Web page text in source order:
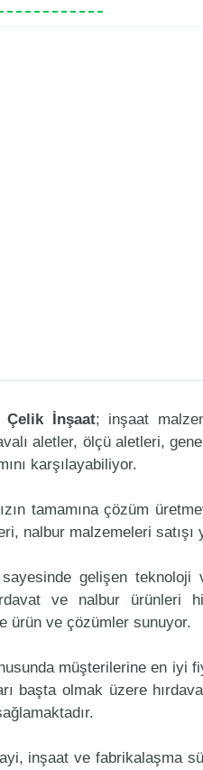
Çelik İnşaat; inşaat
aletler, ölçü aletleri,
karşılayabiliyor.
tamamına çözüm
nalbur malzemeleri satışı
gelişen
ve nalbur ürünleri
ürün ve çözümler sunuyor.
müşterilerine en iyi
başta olmak üzere
inşaat ve fabrikalaşma